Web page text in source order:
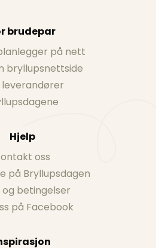
brudepar
på nett
bryllupsnettside
leverandører
Hjelp
oss
på Bryllupsdagen
og betingelser
på Facebook